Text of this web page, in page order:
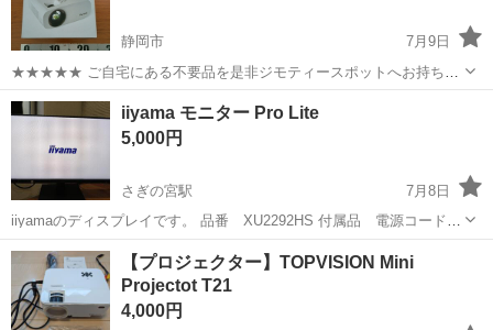
静岡市
7月9日
★★★★★ ご自宅にある不要品を是非ジモティースポットへお持ち込
みしませんか？ 家電、趣味・スポーツ・レジャー用品、こども用品、
衣料服飾品、生活雑貨、家具、本、CD・DVDなどが無料でまとめて持
ち込めます！ ※詳細はこ...
静岡 静岡市 プロジェクター、ホームシアター
プロジェクター
iiyama モニター Pro Lite
5,000円
さぎの宮駅
7月8日
iiyamaのディスプレイです。 品番 XU2292HS 付属品 電源コード、
HDMIケーブル 多少の使用感はありますが、目立つ傷やダメージはあ
りません。 値下げは不可となります。 宜しくお願い致します。
静岡 浜松市 さぎの宮駅
プロジェクター、ホームシアター
【プロジェクター】TOPVISION Mini
Projectot T21
4,000円